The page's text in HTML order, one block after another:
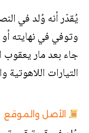
يُقدّر أنه وُلد في
وتوفي في نهايته
جاء بعد مار
التيارات اللاهوتية
الأصل والموقع